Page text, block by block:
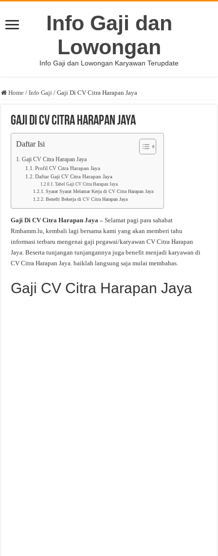
Info Gaji dan
Lowongan
Info Gaji dan Lowongan Karyawan Terupdate
Home / Info Gaji / Gaji Di CV Citra Harapan Jaya
Gaji Di CV Citra Harapan Jaya
Daftar Isi
Gaji CV Citra Harapan Jaya
Profil CV Citra Harapan Jaya
Daftar Gaji CV Citra Harapan Jaya
Tabel Gaji CV Citra Harapan Jaya
Syarat Syarat Melamar Kerja di CV Citra Harapan Jaya
Benefit Bekerja di CV Citra Harapan Jaya
Gaji Di CV Citra Harapan Jaya –Selamat pagi para sahabat
Rmhamm.lu, kembali lagi bersama kami yang akan memberi tahu
informasi terbaru mengenai gaji pegawai/karyawan CV Citra Harapan
Jaya. Beserta tunjangan tunjangannya juga benefit menjadi karyawan di
CV Citra Harapan Jaya. baiklah langsung saja mulai membahas.
Gaji CV Citra Harapan Jaya